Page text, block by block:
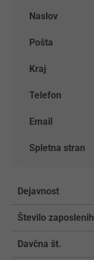
Naslov
Pošta
Kraj
Telefon
Email
Spletna stran
Dejavnost
Število zaposlenih
Davčna št.